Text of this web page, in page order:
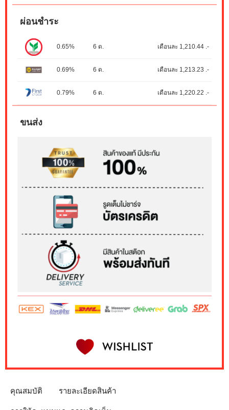
ผ่อนชำระ
0.65% 6 ด. เดือนละ 1,210.44 .-
0.69% 6 ด. เดือนละ 1,213.23 .-
0.79% 6 ด. เดือนละ 1,220.22 .-
ขนส่ง
คุณสมบัติ รายละเอียดสินค้า